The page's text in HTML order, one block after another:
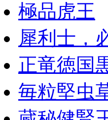
極品虎王
犀利士，
正竜徳国
毎粒堅虫